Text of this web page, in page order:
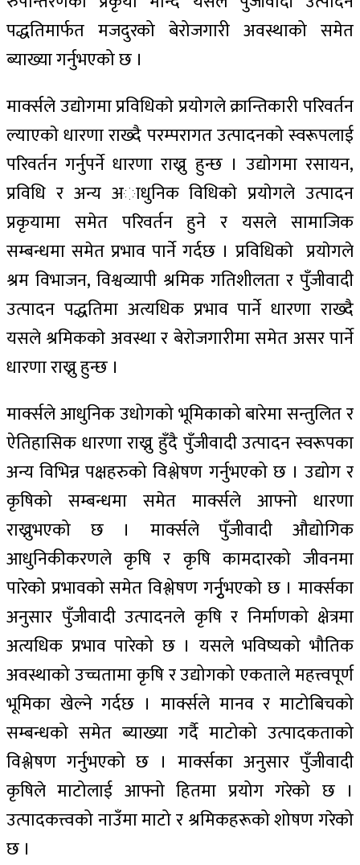
पद्धतिमार्फत मजदुरको बेरोजगारी अवस्थाको समेत
ब्याख्या गर्नुभएको छ ।
मार्क्सले उद्याेगमा प्रविधिकाे प्रयाेगले क्रान्तिकारी परिवर्तन
ल्याएकाे धारणा राख्दै परम्परागत उत्पादनकाे स्वरूपलाई
परिवर्तन गर्नुपर्ने धारणा राख्नु हुन्छ । उद्याेगमा रसायन,
प्रविधि र अन्य अाधुनिक विधिकाे प्रयाेगले उत्पादन
प्रकृयामा समेत परिवर्तन हुने र यसले सामाजिक
सम्बन्धमा समेत प्रभाव पार्ने गर्दछ । प्रविधिकाे प्रयाेगले
श्रम विभाजन, विश्वव्यापी श्रमिक गतिशीलता र पुँजीवादी
उत्पादन पद्धतिमा अत्यधिक प्रभाव पार्ने धारणा राख्दै
यसले श्रमिककाे अवस्था र बेराेजगारीमा समेत असर पार्ने
धारणा राख्नु हुन्छ ।
मार्क्सले आधुनिक उधोगको भूमिकाको बारेमा सन्तुलित र
ऐतिहासिक धारणा राख्नु हुँदै पुँजीवादी उत्पादन स्वरूपका
अन्य विभिन्न पक्षहरुको विश्लेषण गर्नुभएको छ । उद्योग र
कृषिको सम्बन्धमा समेत मार्क्सले आफ्नो धारणा
राख्नुभएको छ । मार्क्सले पुँजीवादी औद्योगिक
आधुनिकीकरणले कृषि र कृषि कामदारको जीवनमा
पारेको प्रभावको समेत विश्लेषण गर्नुृभएको छ । मार्क्सका
अनुसार पुँजीवादी उत्पादनले कृषि र निर्माणको क्षेत्रमा
अत्यधिक प्रभाव पारेको छ । यसले भविष्यको भौतिक
अवस्थाको उच्चतामा कृषि र उद्योगको एकताले महत्त्वपूर्ण
भूमिका खेल्ने गर्दछ । मार्क्सले मानव र माटोबिचको
सम्बन्धको समेत ब्याख्या गर्दै माटोको उत्पादकताको
विश्लेषण गर्नुभएको छ । मार्क्सका अनुसार पुँजीवादी
कृषिले माटोलाई आफ्नो हितमा प्रयोग गरेको छ ।
उत्पादकत्त्वको नाउँमा माटो र श्रमिकहरूको शोषण गरेको
छ ।